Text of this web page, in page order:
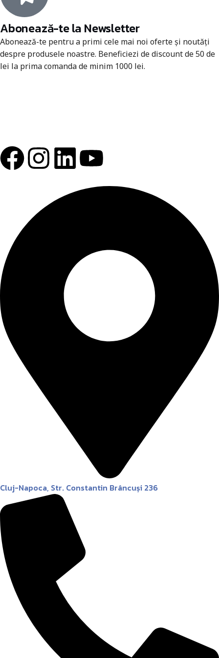
Abonează-te la Newsletter
Abonează-te pentru a primi cele mai noi oferte și noutăți
despre produsele noastre. Beneficiezi de discount de 50 de
lei la prima comanda de minim 1000 lei.
Cluj-Napoca, Str. Constantin Brâncuși 236